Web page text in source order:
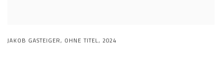
JAKOB GASTEIGER, OHNE TITEL, 2024